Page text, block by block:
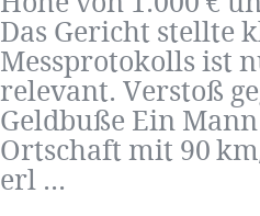
Das Gericht stellte
Messprotokolls ist
relevant. Verstoß
Geldbuße Ein
Ortschaft mit 90
erl ...